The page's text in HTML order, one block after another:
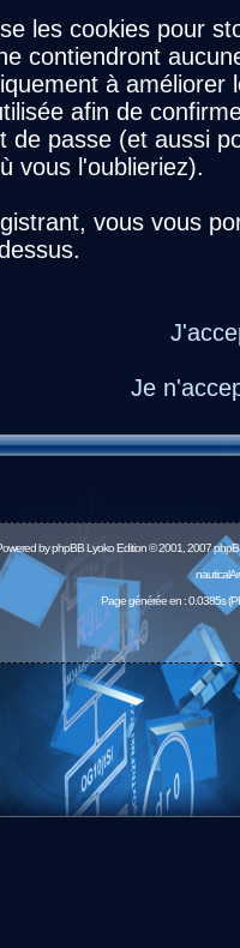
les cookies pour
contiendront
à
afin de
de passe (et aussi
vous l'oublieriez).
vous vous
Je
byphpBBLyoko Edition © 2001, 2007
Page générée en : 0.0385s